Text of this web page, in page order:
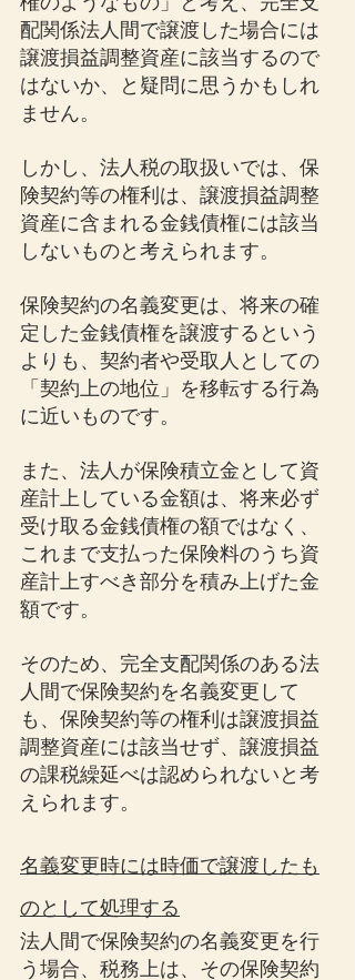
配関係法人間で譲渡した場合には
譲渡損益調整資産に該当するので
はないか、と疑問に思うかもしれ
ません。
しかし、法人税の取扱いでは、保
険契約等の権利は、譲渡損益調整
資産に含まれる金銭債権には該当
しないものと考えられます。
保険契約の名義変更は、将来の確
定した金銭債権を譲渡するという
よりも、契約者や受取人としての
「契約上の地位」を移転する行為
に近いものです。
また、法人が保険積立金として資
産計上している金額は、将来必ず
受け取る金銭債権の額ではなく、
これまで支払った保険料のうち資
産計上すべき部分を積み上げた金
額です。
そのため、完全支配関係のある法
人間で保険契約を名義変更して
も、保険契約等の権利は譲渡損益
調整資産には該当せず、譲渡損益
の課税繰延べは認められないと考
えられます。
名義変更時には時価で譲渡したも
のとして処理する
法人間で保険契約の名義変更を行
う場合、税務上は、その保険契約